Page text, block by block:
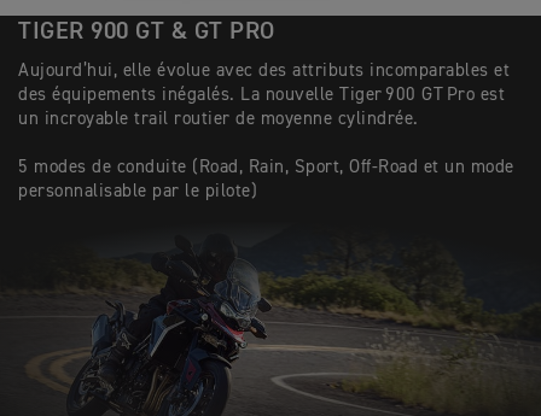
TIGER 900 GT & GT PRO
Aujourd’hui, elle évolue avec des attributs incomparables et
des équipements inégalés. La nouvelle Tiger 900 GT Pro est
un incroyable trail routier de moyenne cylindrée.
5 modes de conduite (Road, Rain, Sport, Off-Road et un mode
personnalisable par le pilote)